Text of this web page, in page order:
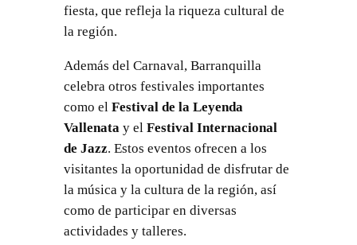
fiesta, que refleja la riqueza cultural de
la región.
Además del Carnaval, Barranquilla
celebra otros festivales importantes
como el Festival de la Leyenda
Vallenata y el Festival Internacional
de Jazz. Estos eventos ofrecen a los
visitantes la oportunidad de disfrutar de
la música y la cultura de la región, así
como de participar en diversas
actividades y talleres.